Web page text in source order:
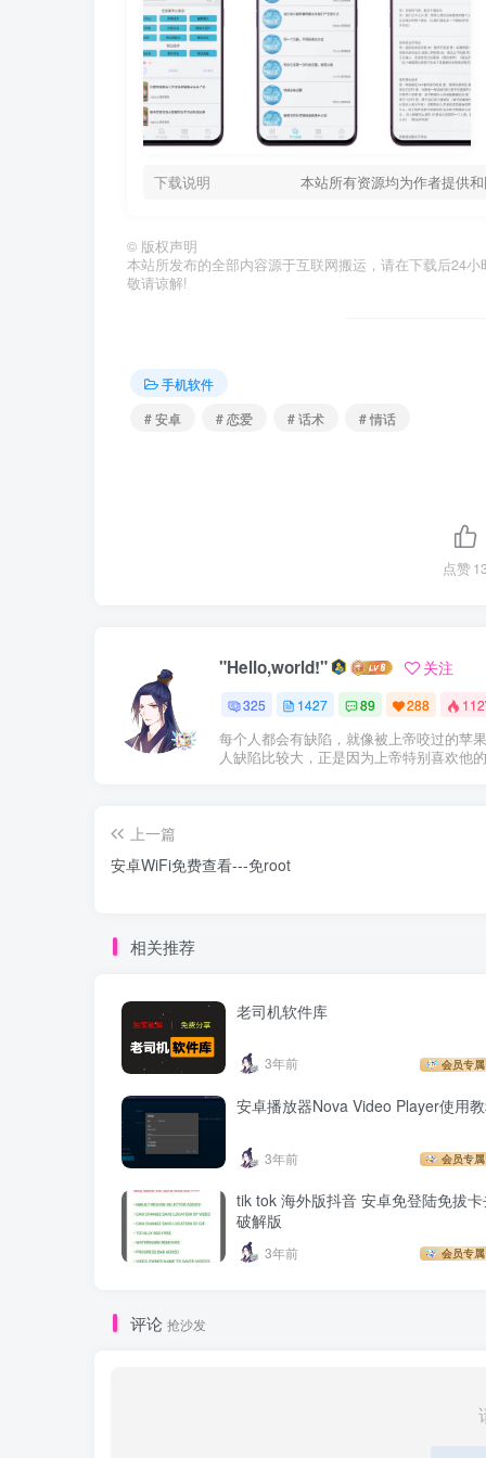
下载说明 本站所有资源均为作者提供
© 版权声明
本站所发布的全部内容源于互联网搬运，请在下载后24
敬请谅解!
手机软件
# 安卓
# 恋爱 # 话术 # 情话
点赞
"Hello,world!" 关注
325 1427 89 288
每个人都会有缺陷，就像被上帝咬过的苹
人缺陷比较大，正是因为上帝特别喜欢他
上一篇
安卓WiFi免费查看---免root
相关推荐
老司机软件库
3年前 会员专属
安卓播放器Nova Video Player使用
3年前 会员专属
tik tok 海外版抖音 安卓免登陆免拔
破解版
3年前 会员专属
评论 抢沙发